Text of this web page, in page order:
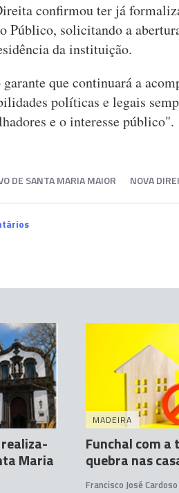
confirmou ter já
Público, solicitando a
da instituição.
que continuará a
políticas e legais
e o interesse público".
DE SANTA MARIA MAIOR NOVA
Maria
MADEIRA
Funchal com
quebra nas
Francisco José Cardoso